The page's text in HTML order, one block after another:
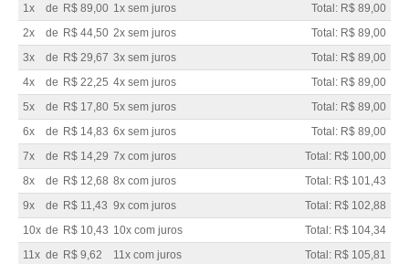
1x de R$ 89,00 1x sem juros
Total: R$ 89,00
2x
de R$ 44,50 2x sem juros
Total: R$ 89,00
3x
de R$ 29,67 3x sem juros
Total: R$ 89,00
4x
de R$ 22,25 4x sem juros
Total: R$ 89,00
5x
de R$ 17,80 5x sem juros
Total: R$ 89,00
6x
de R$ 14,83 6x sem juros
Total: R$ 89,00
7x
de R$ 14,29 7x com juros
Total: R$ 100,00
8x
de R$ 12,68 8x com juros
Total: R$ 101,43
9x
de R$ 11,43 9x com juros
Total: R$ 102,88
10x de R$ 10,43 10x com juros
Total: R$ 104,34
11x de R$ 9,62 11x com juros
Total: R$ 105,81